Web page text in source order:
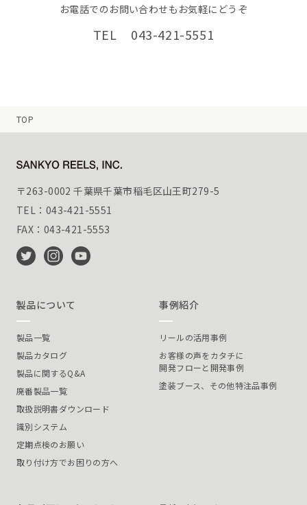
お電話でのお問い合わせもお気軽にどうぞ
TEL 043-421-5551
TOP
〒263-0002 千葉県千葉市稲毛区山王町279-5
TEL：043-421-5551
FAX：043-421-5553
製品について
製品一覧
製品カタログ
製品に関するQ&A
廃番製品一覧
取扱説明書ダウンロード
識別システム
定期点検のお願い
取り付け方でお困りの方へ
事例紹介
リールの活用事例
お客様の声をカタチに
開発フローと開発事例
塗装ブース、その他特注品事例